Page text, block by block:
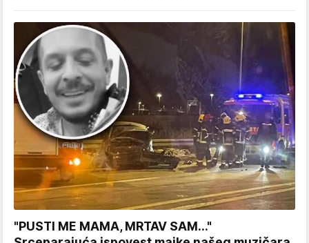
"PUSTI ME MAMA, MRTAV SAM..."